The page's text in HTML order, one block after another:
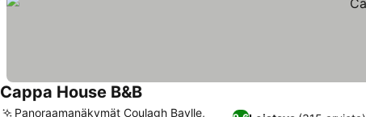
Cappa House B&B
Panoraamanäkymät Coulagh Baylle,